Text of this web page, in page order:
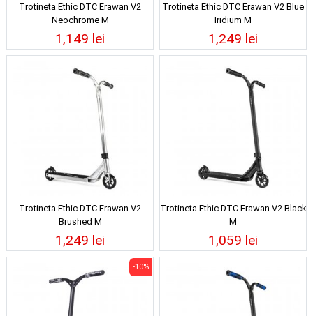
Trotineta Ethic DTC Erawan V2
Neochrome M
1,149 lei
Trotineta Ethic DTC Erawan V2 Blue
Iridium M
1,249 lei
Trotineta Ethic DTC Erawan V2
Brushed M
1,249 lei
Trotineta Ethic DTC Erawan V2 Black
M
1,059 lei
-10%